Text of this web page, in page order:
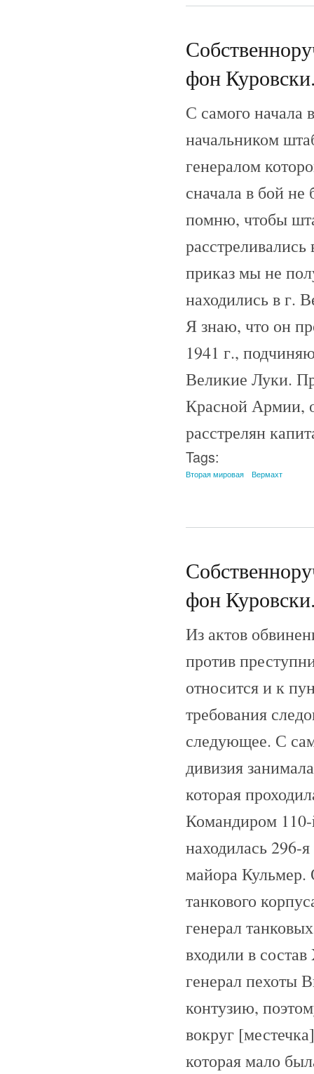
фон
С самого начала
начальником
генералом
сначала в бой не
помню, чтобы
приказ мы не
находились в г.
Я знаю, что он
1941 г.,
Великие Луки.
Красной Армии,
расстрелян
Tags:
Вторая мировая Вермахт
фон
Из актов
против
относится и к
требования
следующее. С
дивизия
которая
Командиром
находилась 296-
майора Кульмер.
танкового
генерал
входили в
генерал пехоты
контузию,
вокруг
которая мало